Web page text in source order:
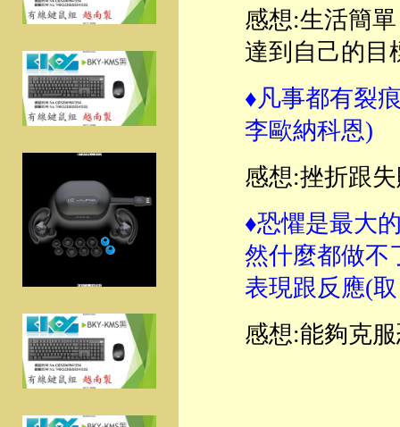
感想:生活簡
達到自己的目
♦凡事都有裂
李歐納科恩)
感想:挫折跟
♦恐懼是最大
然什麼都做不
表現跟反應(
感想:能夠克